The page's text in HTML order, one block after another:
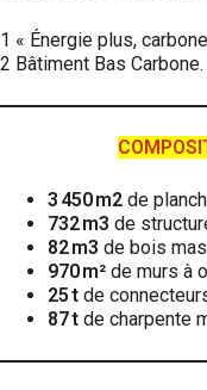
1 « Énergie plus,
2 Bâtiment Bas Carbone.
3 450 m2 de
732 m3 de
82 m3 de bois
970 m² de murs à
25 t de
87 t de charpente